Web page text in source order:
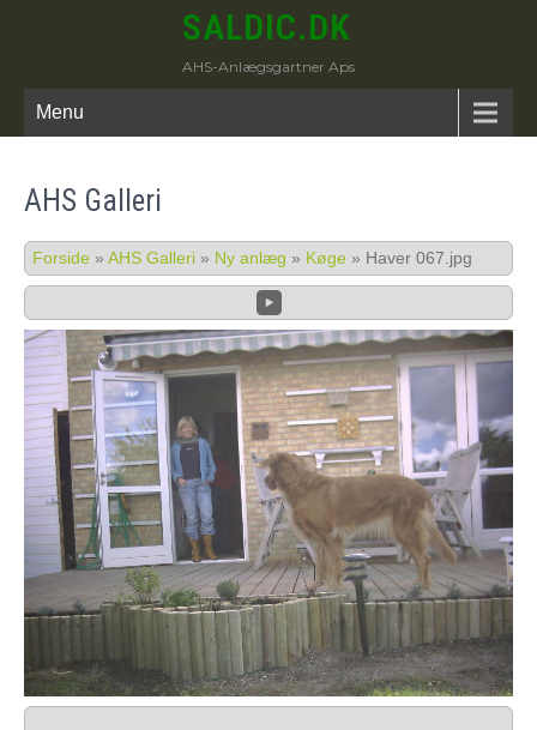
SALDIC.DK
AHS-Anlægsgartner Aps
Menu
AHS Galleri
Forside » AHS Galleri » Ny anlæg » Køge » Haver 067.jpg